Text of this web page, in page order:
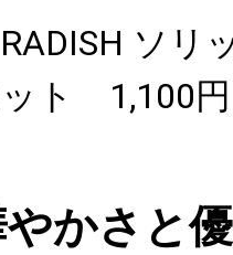
RADISH ソ
ト 1,100
かさと